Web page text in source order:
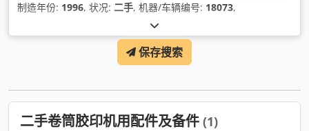
制造年份: 1996, 状况: 二手, 机器/车辆编号: 18073,
保存搜索
二手卷筒胶印机用配件及备件 (1)